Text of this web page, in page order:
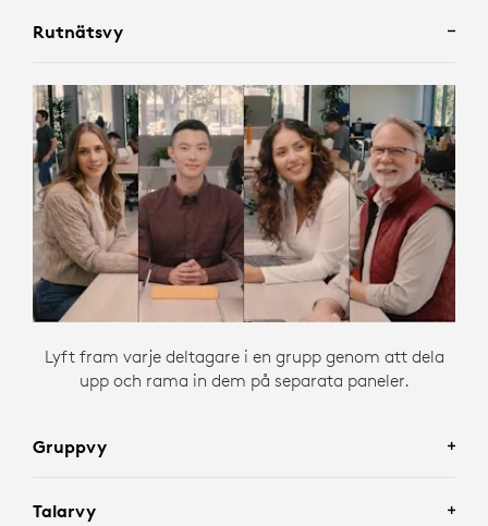
Rutnätsvy
Lyft fram varje deltagare i en grupp genom att dela
upp och rama in dem på separata paneler.
Gruppvy
Talarvy